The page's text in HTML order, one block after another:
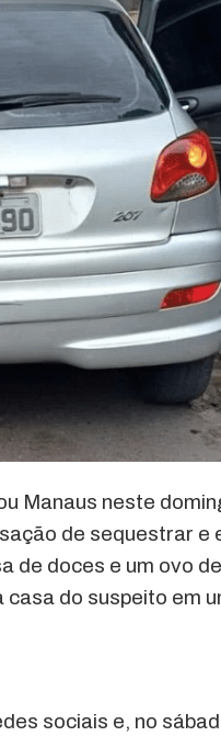
Manaus neste
de sequestrar e
de doces e um ovo
do suspeito em
sociais e, no